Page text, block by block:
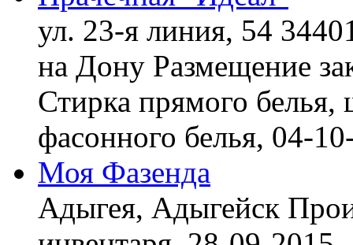
ул. 23-я линия, 54
на Дону Размещение
Стирка прямого
фасонного белья, 04-
Моя Фазенда
Адыгея, Адыгейск